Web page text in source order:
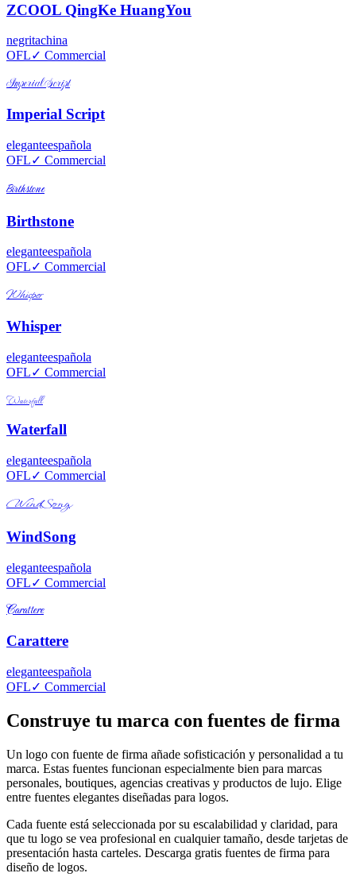
ZCOOL QingKe HuangYou
negritachina
OFL✓ Commercial
Imperial Script
Imperial Script
eleganteespañola
OFL✓ Commercial
Birthstone
Birthstone
eleganteespañola
OFL✓ Commercial
Whisper
Whisper
eleganteespañola
OFL✓ Commercial
Waterfall
Waterfall
eleganteespañola
OFL✓ Commercial
WindSong
WindSong
eleganteespañola
OFL✓ Commercial
Carattere
Carattere
eleganteespañola
OFL✓ Commercial
Construye tu marca con fuentes de firma
Un logo con fuente de firma añade sofisticación y personalidad a tu
marca. Estas fuentes funcionan especialmente bien para marcas
personales, boutiques, agencias creativas y productos de lujo. Elige
entre fuentes elegantes diseñadas para logos.
Cada fuente está seleccionada por su escalabilidad y claridad, para
que tu logo se vea profesional en cualquier tamaño, desde tarjetas de
presentación hasta carteles. Descarga gratis fuentes de firma para
diseño de logos.